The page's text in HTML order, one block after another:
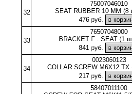
32
75007046010
SEAT RUBBER 10 MM (8
476 руб.
33
76507048000
BRACKET F . SEAT (1
841 руб.
34
0023060123
COLLAR SCREW M6X12 TX
217 руб.
58407011100